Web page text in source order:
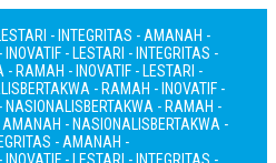
- INTEGRITAS - AMANAH -
- LESTARI - INTEGRITAS -
- RAMAH - INOVATIF - LESTARI -
BERTAKWA - RAMAH - INOVATIF -
NASIONALISBERTAKWA - RAMAH -
AMANAH - NASIONALISBERTAKWA -
- AMANAH -